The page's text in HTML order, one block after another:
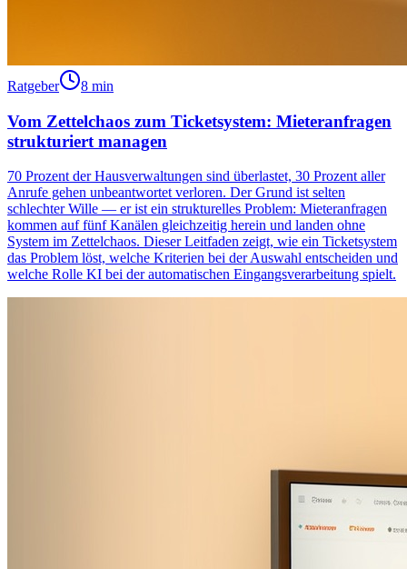
Ratgeber 8 min
Vom Zettelchaos zum Ticketsystem: Mieteranfragen
strukturiert managen
70 Prozent der Hausverwaltungen sind überlastet, 30 Prozent aller
Anrufe gehen unbeantwortet verloren. Der Grund ist selten
schlechter Wille — er ist ein strukturelles Problem: Mieteranfragen
kommen auf fünf Kanälen gleichzeitig herein und landen ohne
System im Zettelchaos. Dieser Leitfaden zeigt, wie ein Ticketsystem
das Problem löst, welche Kriterien bei der Auswahl entscheiden und
welche Rolle KI bei der automatischen Eingangsverarbeitung spielt.